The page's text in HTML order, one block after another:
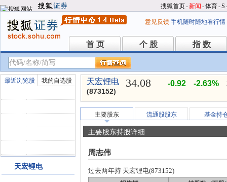
搜狐首页-新闻 -体育-S
意见反馈 手机随时随地看行情
首 页
首 页 个 股
个 股 指 数
指 数
最近浏览股 我的自选股
天宏锂电
天宏锂电
(873152)
34.08 -0.92 -2.63%
主要股东 流通股股东 基金持
主要股东持股详细
周志伟
过去两年持 天宏锂电(873152)